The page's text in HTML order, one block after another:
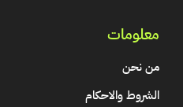
معلومات
من نحن
الشروط والاحكام